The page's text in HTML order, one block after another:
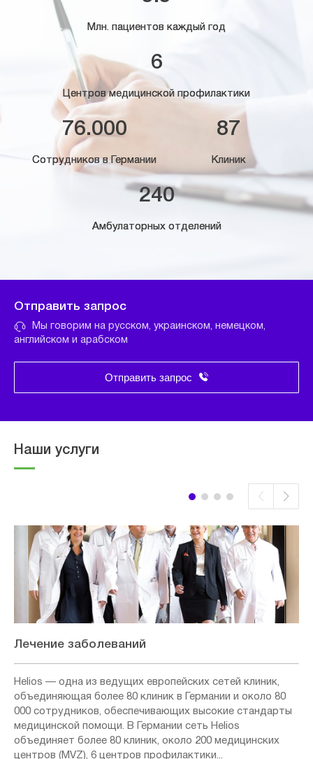
Млн. пациентов каждый год
6
Центров медицинской профилактики
76.000
Сотрудников в Германии
87
Клиник
240
Амбулаторных отделений
Отправить запрос
Мы говорим на русском, украинском, немецком,
английском и арабском
Отправить запрос
Наши услуги
Лечение заболеваний
Helios — одна из ведущих европейских сетей клиник,
объединяющая более 80 клиник в Германии и около 80
000 сотрудников, обеспечивающих высокие стандарты
медицинской помощи. В Германии сеть Helios
объединяет более 80 клиник, около 200 медицинских
центров (MVZ), 6 центров профилактики...